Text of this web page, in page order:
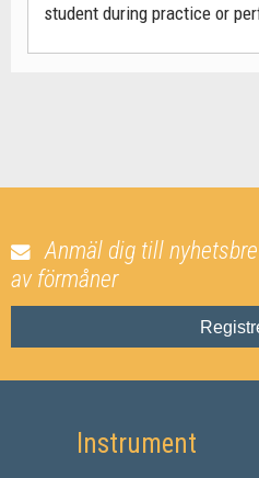
student during practice or
Anmäl dig till
av förmåner
Instrument